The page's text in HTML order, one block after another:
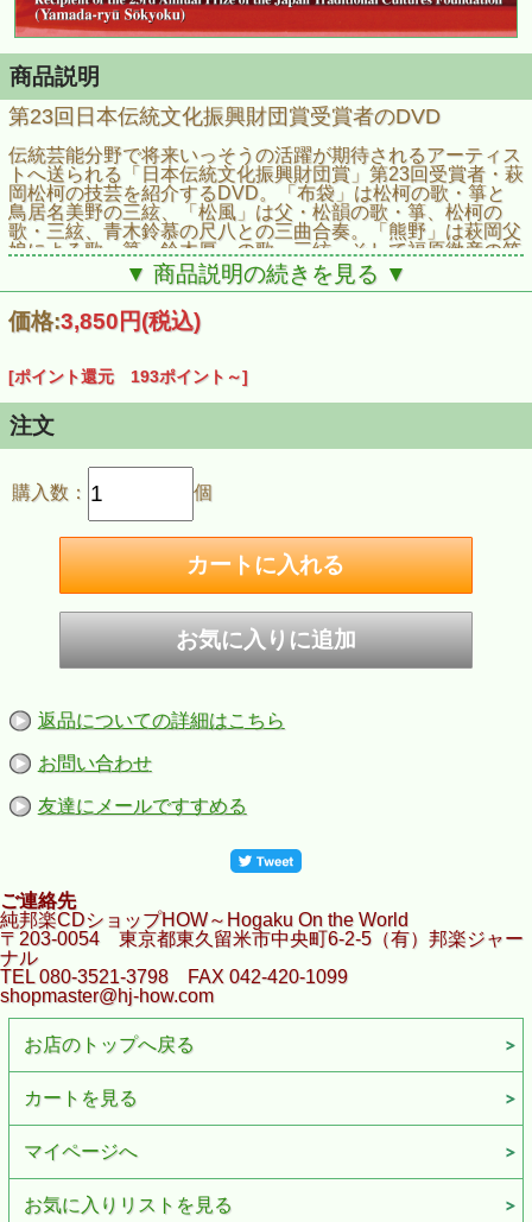
商品説明
第23回日本伝統文化振興財団賞受賞者のDVD
伝統芸能分野で将来いっそうの活躍が期待されるアーティス
トへ送られる「日本伝統文化振興財団賞」第23回受賞者・萩
岡松柯の技芸を紹介するDVD。「布袋」は松柯の歌・箏と
鳥居名美野の三絃、「松風」は父・松韻の歌・箏、松柯の
歌・三絃、青木鈴慕の尺八との三曲合奏。「熊野」は萩岡父
娘による歌・箏、鈴木厚一の歌・三絃、そして福原徹彦の笛
との合奏で聴かせる。▼ 商品説明の続きを見る ▼
価格:3,850円(税込)
[ポイント還元 193ポイント～]
注文
購入数： 個
返品についての詳細はこちら
お問い合わせ
友達にメールですすめる
ご連絡先
純邦楽CDショップHOW～Hogaku On the World
〒203-0054 東京都東久留米市中央町6-2-5（有）邦楽ジャー
ナル
TEL 080-3521-3798 FAX 042-420-1099
shopmaster@hj-how.com
お店のトップへ戻る
カートを見る
マイページへ
お気に入りリストを見る